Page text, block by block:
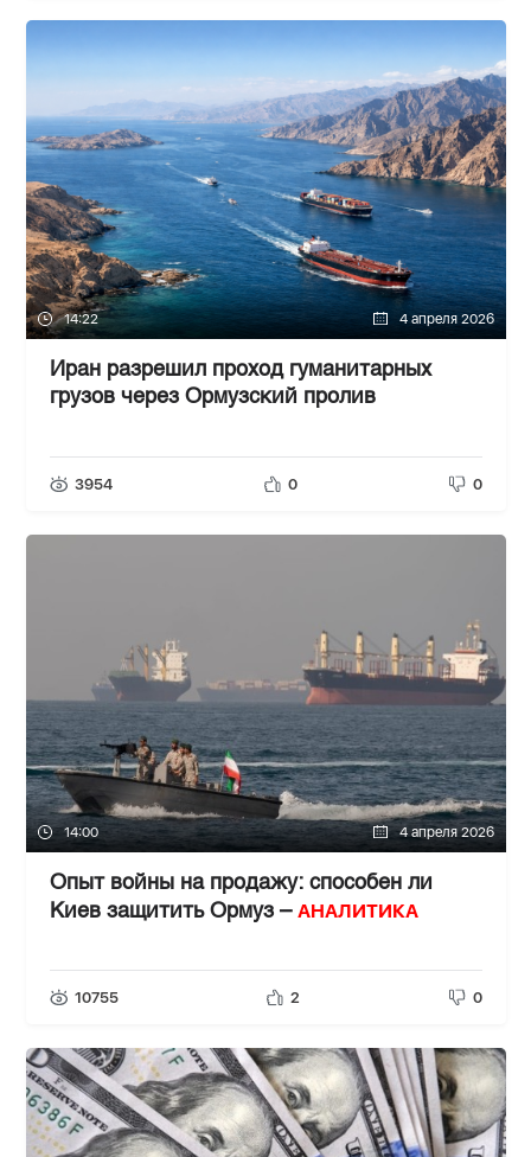
14:22 4 апреля 2026
Иран разрешил проход гуманитарных
грузов через Ормузский пролив
3954 0 0
14:00 4 апреля 2026
Опыт войны на продажу: способен ли
Киев защитить Ормуз – АНАЛИТИКА
10755 2 0